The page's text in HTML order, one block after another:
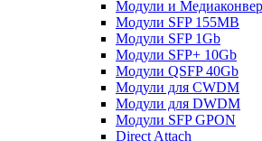
Модули и
Модули SFP 155MB
Модули SFP 1Gb
Модули SFP+ 10Gb
Модули QSFP 40Gb
Модули для CWDM
Модули для DWDM
Модули SFP GPON
Direct Attach